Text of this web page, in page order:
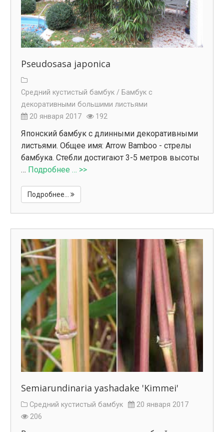
Pseudosasa japonica
Средний кустистый бамбук / Бамбук с
декоративными большими листьями
20 января 2017
192
Японский бамбук с длинными декоративными
листьями. Общее имя: Arrow Bamboo - стрелы
бамбука. Стебли достигают 3-5 метров высоты
… Подробнее … >>
Подробнее...
Semiarundinaria yashadake 'Kimmei'
Средний кустистый бамбук
20 января 2017
206